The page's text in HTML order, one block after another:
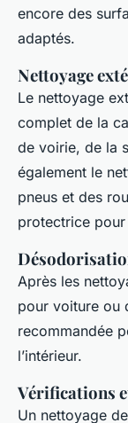
encore des
adaptés.
Nettoyage
Le nettoyage
complet de la
de voirie, de la
également le
pneus et des
protectrice
Après les
pour voiture ou
recommandée
l’intérieur.
Vérifications
Un nettoyage